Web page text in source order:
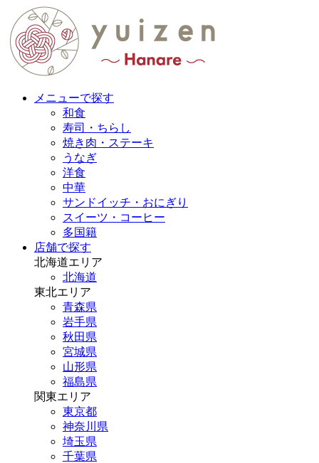
メニューで探す
和食
寿司・ちらし
焼き肉・ステーキ
うなぎ
洋食
中華
サンドイッチ・おにぎり
スイーツ・コーヒー
多国籍
店舗で探す
北海道エリア
北海道
東北エリア
青森県
岩手県
秋田県
宮城県
山形県
福島県
関東エリア
東京都
神奈川県
埼玉県
千葉県